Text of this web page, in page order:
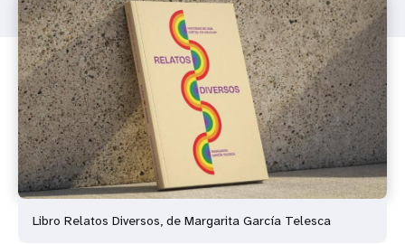
Libro Relatos Diversos, de Margarita García Telesca